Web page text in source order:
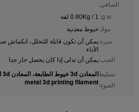
الصافي:
g.w.: 0.80Kg / 1 لفة
مواد:خيوط معدنية
ميزة:يمكن أن تكون قابلة للتحلل، انكماش
الأداء
العيب:يمكن أن تدلى إذا كان يحصل حار جدا
تسليط
الضوء:
المعادن 3d خيوط الطابعة، المعادن 3d الطباعة خيوط
metal 3d printing filament